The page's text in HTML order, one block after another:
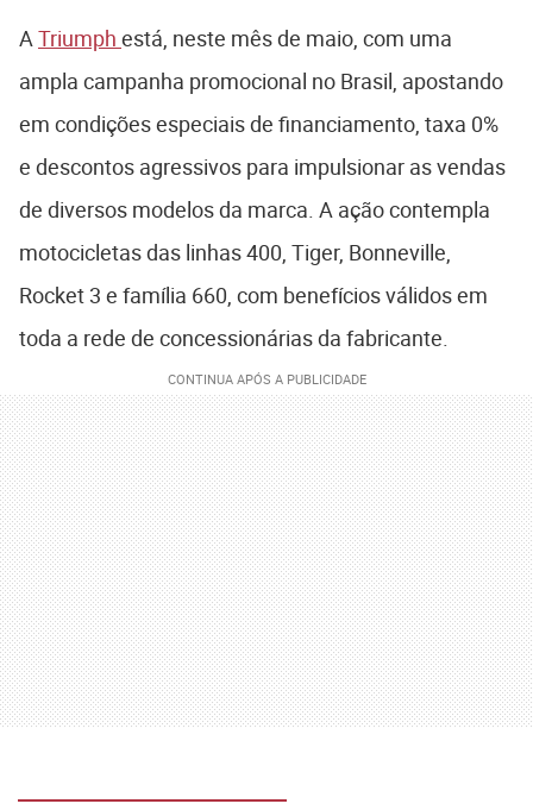
A Triumph está, neste mês de maio, com uma
ampla campanha promocional no Brasil, apostando
em condições especiais de financiamento, taxa 0%
e descontos agressivos para impulsionar as vendas
de diversos modelos da marca. A ação contempla
motocicletas das linhas 400, Tiger, Bonneville,
Rocket 3 e família 660, com benefícios válidos em
toda a rede de concessionárias da fabricante.